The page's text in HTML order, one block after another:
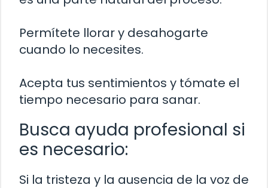
Permítete llorar y desahogarte
cuando lo necesites.
Acepta tus sentimientos y tómate el
tiempo necesario para sanar.
Busca ayuda profesional si
es necesario:
Si la tristeza y la ausencia de la voz de